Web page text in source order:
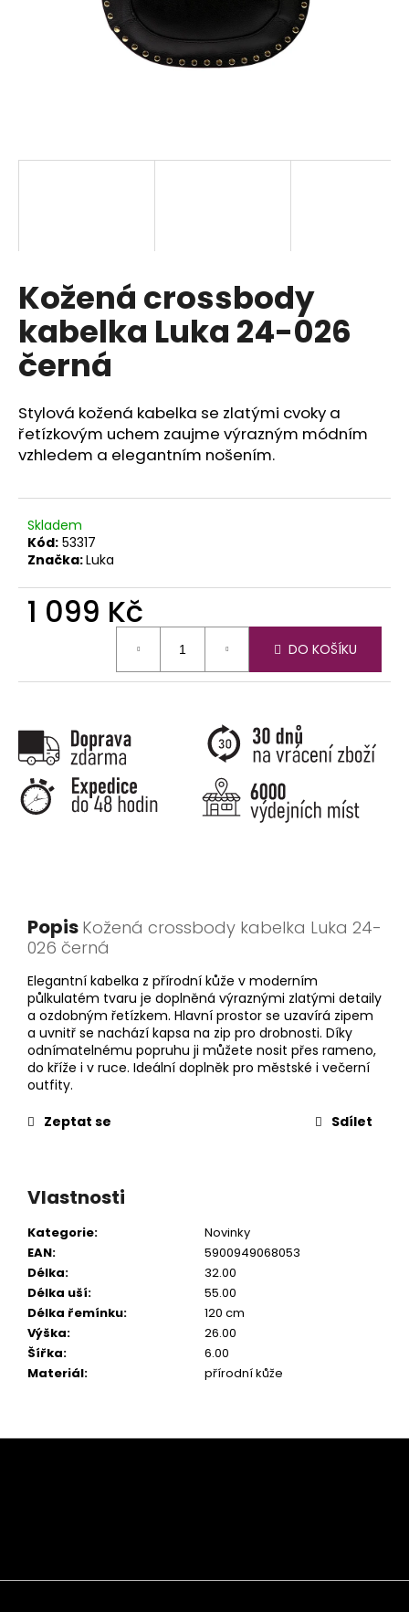
Kožená crossbody
kabelka Luka 24-026
černá
Stylová kožená kabelka se zlatými cvoky a
řetízkovým uchem zaujme výrazným módním
vzhledem a elegantním nošením.
Skladem
Kód: 53317
Značka:Luka
1 099 Kč
DO KOŠÍKU
Popis Kožená crossbody kabelka Luka 24-
026 černá
Elegantní kabelka z přírodní kůže v moderním
půlkulatém tvaru je doplněná výraznými zlatými detaily
a ozdobným řetízkem. Hlavní prostor se uzavírá zipem
a uvnitř se nachází kapsa na zip pro drobnosti. Díky
odnímatelnému popruhu ji můžete nosit přes rameno,
do kříže i v ruce. Ideální doplněk pro městské i večerní
outfity.
Zeptat se
Sdílet
Vlastnosti
Kategorie:
Novinky
EAN:
5900949068053
Délka:
32.00
Délka uší:
55.00
Délka řemínku:
120 cm
Výška:
26.00
Šířka:
6.00
Materiál: přírodní kůže
D
o
p
o
r
č
u
j
m
Z